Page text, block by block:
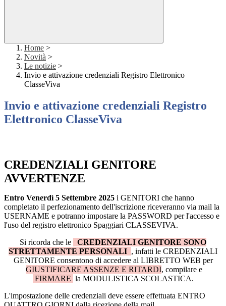
Home >
Novità >
Le notizie >
Invio e attivazione credenziali Registro Elettronico
ClasseViva
Invio e attivazione credenziali Registro
Elettronico ClasseViva
CREDENZIALI GENITORE
AVVERTENZE
Entro Venerdì 5 Settembre 2025 i GENITORI che hanno
completato il perfezionamento dell'iscrizione riceveranno via mail la
USERNAME e potranno impostare la PASSWORD per l'accesso e
l'uso del registro elettronico Spaggiari CLASSEVIVA.
Si ricorda che le
CREDENZIALI GENITORE SONO
STRETTAMENTE PERSONALI , infatti le CREDENZIALI
GENITORE consentono di accedere al LIBRETTO WEB per
GIUSTIFICARE ASSENZE E RITARDI, compilare e
FIRMARE la MODULISTICA SCOLASTICA.
L'impostazione delle credenziali deve essere effettuata ENTRO